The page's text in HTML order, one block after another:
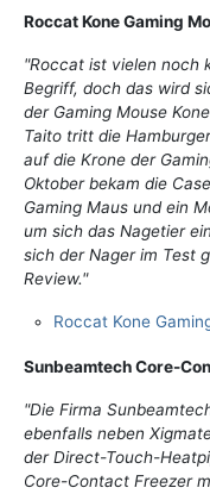
Roccat Kone Gaming
"Roccat ist vielen noch
Begriff, doch das wird
der Gaming Mouse
Taito tritt die
auf die Krone der
Oktober bekam die
Gaming Maus und ein
um sich das Nagetier
sich der Nager im Test
Review."
Roccat Kone
Sunbeamtech Core-
"Die Firma
ebenfalls neben
der Direct-Touch-
Core-Contact Freezer